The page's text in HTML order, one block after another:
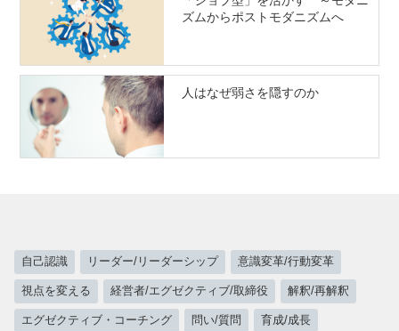
ズムからポストモダニズムへ
人はなぜ弱さを隠すのか
自己認識 リーダー/リーダーシップ 意識変革/行動変革
視点を変える 経営者/エグゼクティブ/取締役 解釈/再解釈
エグゼクティブ・コーチング 問い/質問 育成/成長